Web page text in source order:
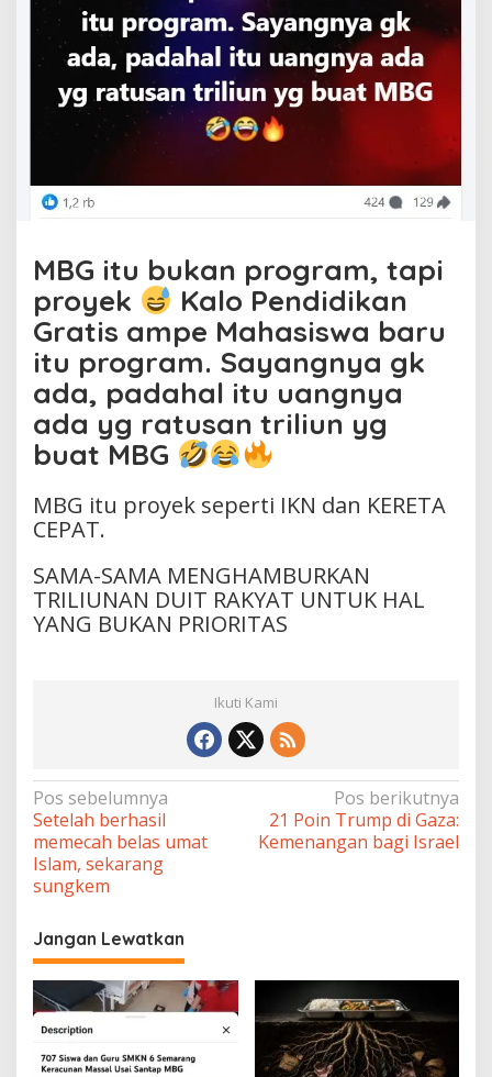
MBG itu bukan program, tapi
proyek
Kalo Pendidikan
Gratis ampe Mahasiswa baru
itu program. Sayangnya gk
ada, padahal itu uangnya
ada yg ratusan triliun yg
buat MBG
MBG itu proyek seperti IKN dan KERETA
CEPAT.
SAMA-SAMA MENGHAMBURKAN
TRILIUNAN DUIT RAKYAT UNTUK HAL
YANG BUKAN PRIORITAS
Ikuti Kami
Navigasi
pos
Pos sebelumnya
Setelah berhasil
memecah belas umat
Islam, sekarang
sungkem
Pos berikutnya
21 Poin Trump di Gaza:
Kemenangan bagi Israel
Jangan Lewatkan